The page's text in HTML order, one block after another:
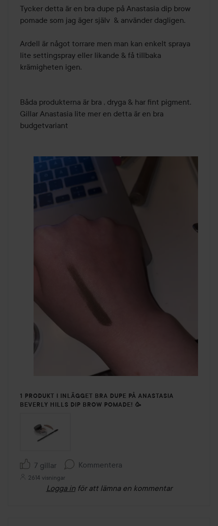
5
Tycker detta är en bra dupe på Anastasia dip brow
pomade som jag äger själv  & använder dagligen.
Ardell är något torrare men man kan enkelt spraya
lite settingspray eller likande & få tillbaka
krämigheten igen.
Båda produkterna är bra , dryga & har fint pigment.
Gillar Anastasia lite mer en detta är en bra
budgetvariant
1 PRODUKT I INLÄGGET BRA DUPE PÅ ANASTASIA
BEVERLY HILLS DIP BROW POMADE! 🥳
7 gillar Kommentera
2614 visningar
Logga in för att lämna en kommentar